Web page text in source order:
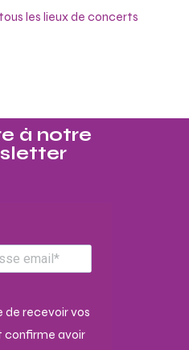
les lieux de concerts
à notre
recevoir vos
confirme avoir